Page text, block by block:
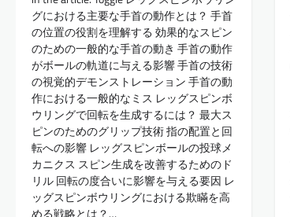
グにおける主要な手首の動作とは？ 手首
の位置の役割を理解する 効果的なスピン
のための一般的な手首の動き 手首の動作
がボールの軌道に与える影響 手首の技術
の視覚的デモンストレーション 手首の動
作における一般的なミス レッグスピンボ
ウリングで回転を生成するには？ 最大ス
ピンのためのグリップ技術 指の配置と回
転への影響 レッグスピンボールの投球メ
カニクス スピン生成を改善するためのド
リル 回転の度合いに影響を与える要因 レ
ッグスピンボウリングにおける欺瞞を高